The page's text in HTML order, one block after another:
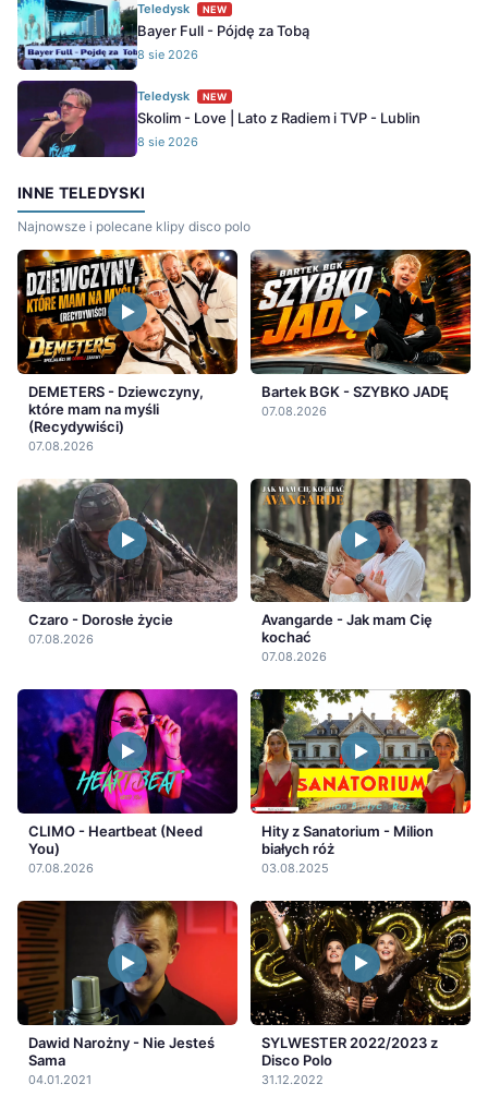
Teledysk NEW
Bayer Full - Pójdę za Tobą
8 sie 2026
Teledysk NEW
Skolim - Love | Lato z Radiem i TVP - Lublin
8 sie 2026
INNE TELEDYSKI
Najnowsze i polecane klipy disco polo
DEMETERS - Dziewczyny,
które mam na myśli
(Recydywiści)
07.08.2026
Bartek BGK - SZYBKO JADĘ
07.08.2026
Czaro - Dorosłe życie
07.08.2026
Avangarde - Jak mam Cię
kochać
07.08.2026
CLIMO - Heartbeat (Need
You)
07.08.2026
Hity z Sanatorium - Milion
białych róż
03.08.2025
Dawid Narożny - Nie Jesteś
Sama
04.01.2021
SYLWESTER 2022/2023 z
Disco Polo
31.12.2022